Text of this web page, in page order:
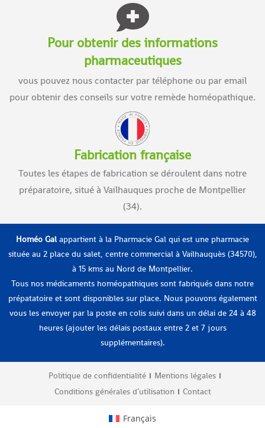
Pour obtenir des informations
pharmaceutiques
vous pouvez nous contacter par téléphone ou par email
pour obtenir des conseils sur votre remède homéopathique.
Fabrication française
Toutes les étapes de fabrication se déroulent dans notre
préparatoire, situé à Vailhauques proche de Montpellier
(34).
Homéo Gal appartient à la Pharmacie Gal qui est une pharmacie
située au 2 place du salet, centre commercial à Vailhauquès (34570),
à 15 kms au Nord de Montpellier.
Tous nos médicaments homéopathiques sont fabriqués dans notre
prépatatoire et sont disponibles sur place. Nous pouvons également
vous les envoyer par la poste en colis suivi dans un délai de 24 à 48
heures (ajouter les délais postaux entre 2 et 7 jours
supplémentaires).
Politique de confidentialité
Mentions légales
Conditions générales d’utilisation
Contact
Français